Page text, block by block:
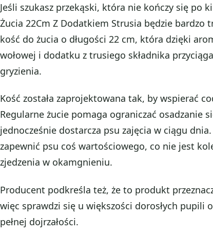
Jeśli szukasz przekąski, która nie kończy się po
Żucia 22Cm Z Dodatkiem Strusia będzie
kość do żucia o długości 22 cm, która dzięki
wołowej i dodatku z trusiego składnika
gryzienia.
Kość została zaprojektowana tak, by wspierać
Regularne żucie pomaga ograniczać osadzanie
jednocześnie dostarcza psu zajęcia w ciągu
zapewnić psu coś wartościowego, co nie jest
zjedzenia w okamgnieniu.
Producent podkreśla też, że to produkt
więc sprawdzi się u większości dorosłych pupili
pełnej dojrzałości.